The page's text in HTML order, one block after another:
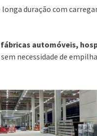
duração com
fábricas automóveis,
necessidade de